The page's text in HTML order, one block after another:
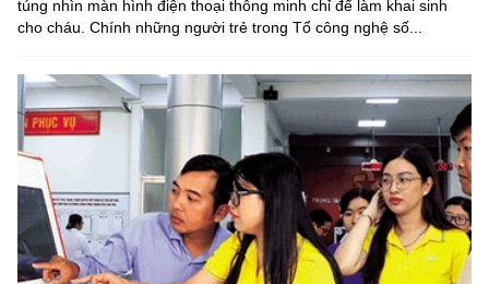
Tiêu chuẩn, đo lường, chất lượng
Năng lượng nguyên tử
Tin tổng hợp
Tin địa phương
Lấy ý kiến người dân về dự thảo VBQPPL
Khoa học và Công nghệ
Đổi mới sáng tạo
Chuyển đổi số
Bưu chính, Viễn thông
Sở hữu trí tuệ
Multimedia
THƯ ĐIỆN TỬ
Khác
Videos
Infographic
Ảnh
túng nhìn màn hình điện thoại thông minh chỉ để làm khai sinh
cho cháu. Chính những người trẻ trong Tổ công nghệ số...